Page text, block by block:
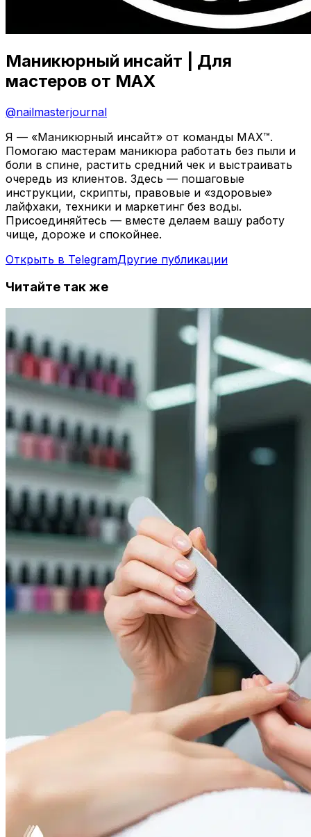
Маникюрный инсайт | Для
мастеров от MAX
@nailmasterjournal
Я — «Маникюрный инсайт» от команды MAX™.
Помогаю мастерам маникюра работать без пыли и
боли в спине, растить средний чек и выстраивать
очередь из клиентов. Здесь — пошаговые
инструкции, скрипты, правовые и «здоровые»
лайфхаки, техники и маркетинг без воды.
Присоединяйтесь — вместе делаем вашу работу
чище, дороже и спокойнее.
Открыть в TelegramДругие публикации
Читайте так же